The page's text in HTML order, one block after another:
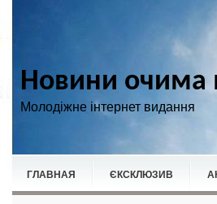
Новини очима
Молодіжне інтернет видання
ГЛАВНАЯ ЄКСКЛЮЗИВ